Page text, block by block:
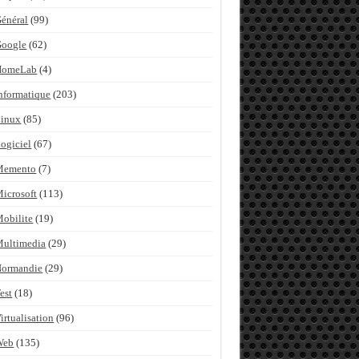
(99)
(62)
(4)
(203)
(85)
(67)
(7)
(113)
(19)
(29)
(29)
(18)
(96)
(135)